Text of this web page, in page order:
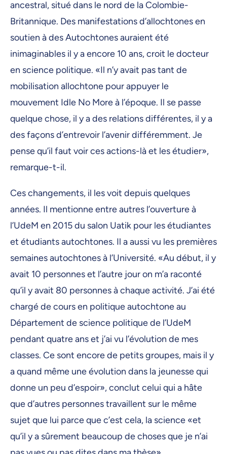
ancestral, situé dans le nord de la Colombie-
Britannique. Des manifestations d’allochtones en
soutien à des Autochtones auraient été
inimaginables il y a encore 10 ans, croit le docteur
en science politique. «Il n’y avait pas tant de
mobilisation allochtone pour appuyer le
mouvement Idle No More à l’époque. Il se passe
quelque chose, il y a des relations différentes, il y a
des façons d’entrevoir l’avenir différemment. Je
pense qu’il faut voir ces actions-là et les étudier»,
remarque-t-il.
Ces changements, il les voit depuis quelques
années. Il mentionne entre autres l’ouverture à
l’UdeM en 2015 du salon Uatik pour les étudiantes
et étudiants autochtones. Il a aussi vu les premières
semaines autochtones à l’Université. «Au début, il y
avait 10 personnes et l’autre jour on m’a raconté
qu’il y avait 80 personnes à chaque activité. J’ai été
chargé de cours en politique autochtone au
Département de science politique de l’UdeM
pendant quatre ans et j’ai vu l’évolution de mes
classes. Ce sont encore de petits groupes, mais il y
a quand même une évolution dans la jeunesse qui
donne un peu d’espoir», conclut celui qui a hâte
que d’autres personnes travaillent sur le même
sujet que lui parce que c’est cela, la science «et
qu’il y a sûrement beaucoup de choses que je n’ai